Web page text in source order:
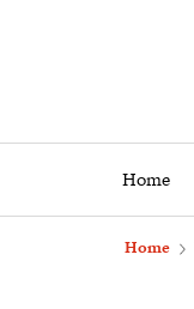
Home
Home